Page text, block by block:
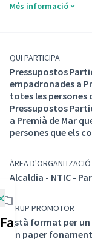
€ per a
social.
Distribució
La quantitat de
següent:
Pressupostos
190.000 € per a
Pressupostos
Més informació
QUI PARTICIPA
Pressupostos
empadronades a
totes les persones
Pressupostos
a Premià de Mar
persones que els
ÀREA D'ORGANITZACIÓ
Alcaldia - NTIC -
GRUP PROMOTOR
Està format per un
un paper
Fases del